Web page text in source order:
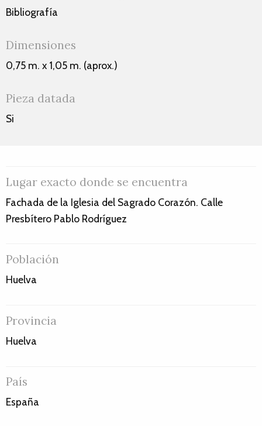
Bibliografía
Dimensiones
0,75 m. x 1,05 m. (aprox.)
Pieza datada
Si
Lugar exacto donde se encuentra
Fachada de la Iglesia del Sagrado Corazón. Calle
Presbítero Pablo Rodríguez
Población
Huelva
Provincia
Huelva
País
España